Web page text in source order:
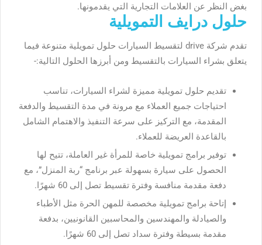
بغض النظر عن العلامات التجارية التي يقدمونها.
حلول درايف التمويلية
تقدم شركة drive لتقسيط السيارات
حلول تمويلية متنوعة فيما
يتعلق بشراء السيارات بالتقسيط ومن أبرزها الحلول التالية:-
تقديم حلول تمويلية مميزة لشراء السيارات، تناسب
احتياجات جميع العملاء مع مرونة في مدة التقسيط والدفعة
المقدمة، مع التركيز على سرعة التنفيذ والاهتمام الشامل
بالقاعدة العريضة للعملاء.
توفير برامج تمويلية خاصة للمرأة غير العاملة، تتيح لها
الحصول على سيارة بسهولة عبر برنامج “ربة المنزل”، مع
دفعة مقدمة منافسة وفترة تقسيط تصل إلى 60 شهرًا.
إتاحة برامج تمويلية مخصصة للمهن الحرة مثل الأطباء
والصيادلة والمهندسين والمحاسبين القانونيين، بدفعة
مقدمة بسيطة وفترة سداد تصل إلى 60 شهرًا.